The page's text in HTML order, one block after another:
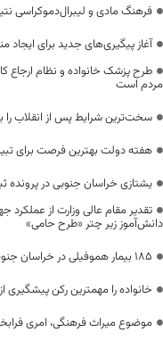
فرهنگ مادی و لیبرال‌دموکراسی
آغاز پیگیری‌های جدید برای ایجاد
طرح پزشک خانواده و نظام
مردم است
سخت‌ترین شرایط پس از انقلاب را
هفته دولت بهترین فرصت برای
یشتازی خراسان جنوبی در پرونده
دانش‌آموز زیر چتر «طرح حامی»
۱۸۵ بیمار هموفیلی در خراسان جنوبی تحت پوشش خدمات بیمه سلامت قرار دارند
خانواده را مهمترین رکن
موضوع میراث فرهنگی، امری